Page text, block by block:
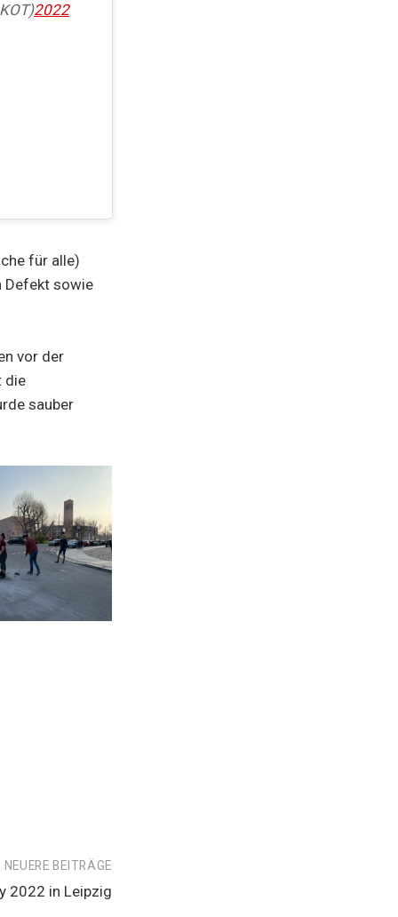
2022
für alle)
Defekt sowie
vor der
die
sauber
NEUERE BEITRÄGE
2022 in Leipzig